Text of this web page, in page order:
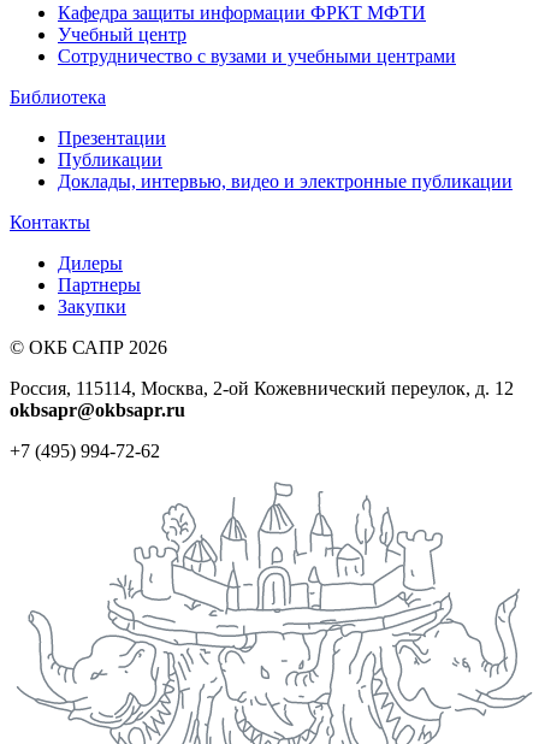
Кафедра защиты информации ФРКТ МФТИ
Учебный центр
Сотрудничество с вузами и учебными центрами
Библиотека
Презентации
Публикации
Доклады, интервью, видео и электронные публикации
Контакты
Дилеры
Партнеры
Закупки
© ОКБ САПР 2026
Россия, 115114, Москва, 2-ой Кожевнический переулок, д. 12
okbsapr@okbsapr.ru
+7 (495) 994-72-62